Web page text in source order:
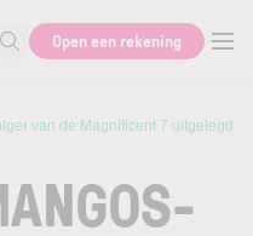
Zoek naar informatie
Open een rekening
van de Magnificent 7 uitgelegd